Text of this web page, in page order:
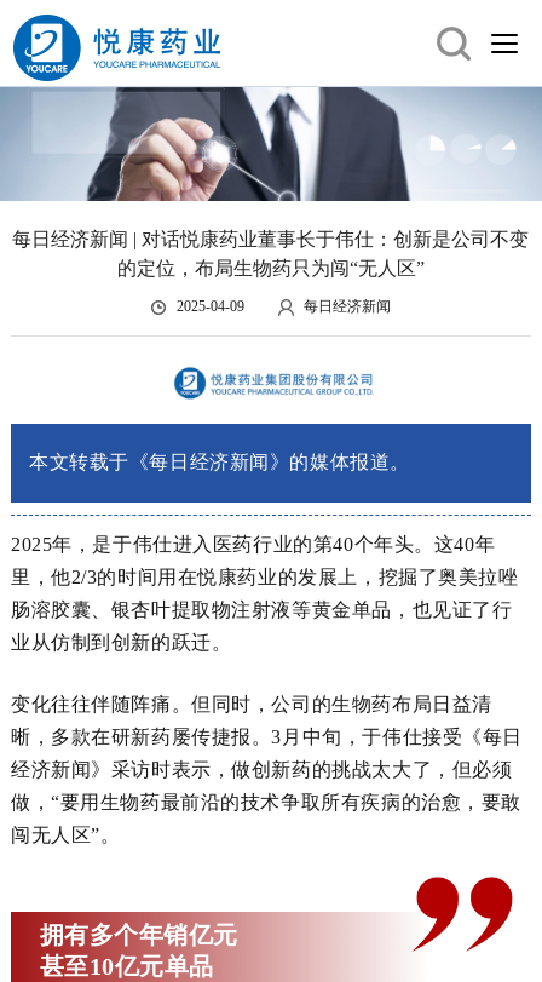
每日经济新闻 | 对话悦康药业董事长于伟仕：创新是公司不变
的定位，布局生物药只为闯“无人区”
2025-04-09 每日经济新闻
本文转载于《每日经济新闻》的媒体报道。
2025年，是于伟仕进入医药行业的第40个年头。这40年
里，他2/3的时间用在悦康药业的发展上，挖掘了奥美拉唑
肠溶胶囊、银杏叶提取物注射液等黄金单品，也见证了行
业从仿制到创新的跃迁。
变化往往伴随阵痛。但同时，公司的生物药布局日益清
晰，多款在研新药屡传捷报。3月中旬，于伟仕接受《每日
经济新闻》采访时表示，做创新药的挑战太大了，但必须
做，“要用生物药最前沿的技术争取所有疾病的治愈，要敢
闯无人区”。
拥有多个年销亿元
甚至10亿元单品